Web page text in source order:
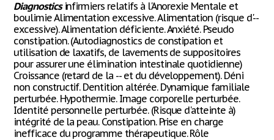
Diagnosticsinfirmiers relatifs à l'Anorexie Mentale et
boulimie Alimentation excessive. Alimentation (risque d'--
excessive). Alimentation déficiente. Anxiété. Pseudo
constipation. (Autodiagnostics de constipation et
utilisation de laxatifs, de lavements de suppositoires
pour assurer une élimination intestinale quotidienne)
Croissance (retard de la -- et du développement). Déni
non constructif. Dentition altérée. Dynamique familiale
perturbée. Hypothermie. Image corporelle perturbée.
Identité personnelle perturbée. (Risque d'atteinte à)
intégrité de la peau. Constipation. Prise en charge
inefficace du programme thérapeutique. Rôle